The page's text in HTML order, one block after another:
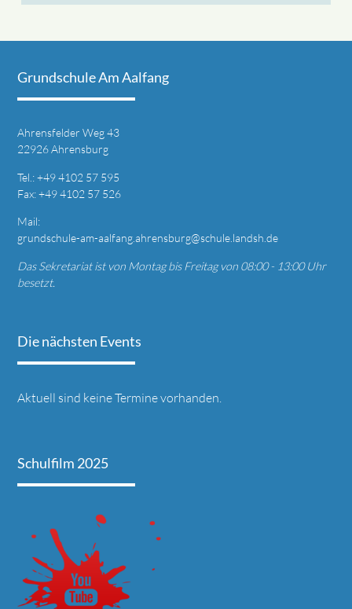
Grundschule Am Aalfang
Ahrensfelder Weg 43
22926 Ahrensburg
Tel.: +494102 57 595
Fax: +49 4102 57 526
Mail:
grundschule-am-aalfang.ahrensburg@schule.landsh.de
Das Sekretariat ist von Montag bis Freitag von 08:00 - 13:00 Uhr
besetzt.
Die nächsten Events
Aktuell sind keine Termine vorhanden.
Schulfilm 2025